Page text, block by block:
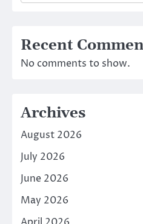
Recent
No comments to show.
Archives
August 2026
July 2026
June 2026
May 2026